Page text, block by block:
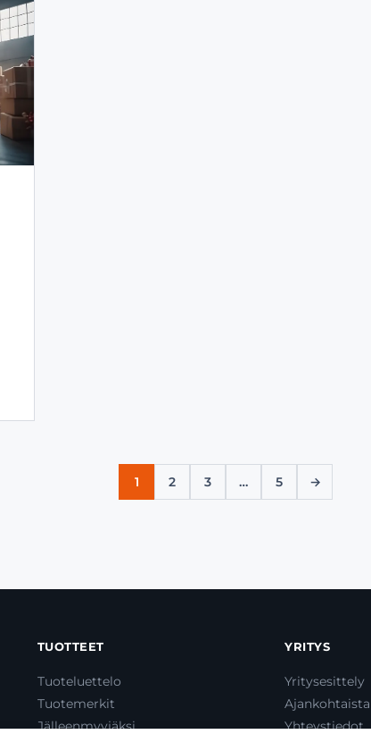
1 2 3 … 5 →
TUOTTEET
Tuoteluettelo
Tuotemerkit
Jälleenmyyjäksi
YRITYS
Yritysesittely
Ajankohtaista
Yhteystiedot